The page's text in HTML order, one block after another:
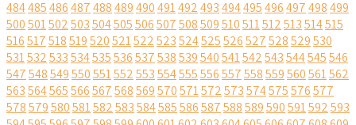
484485486487488489490491492493494495496497498499
500501502503504505506507508509510511512513514515
516517518519520521522523524525526527528529530
531532533534535536537538539540541542543544545546
547548549550551552553554555556557558559560561562
563564565566567568569570571572573574575576577
578579580581582583584585586587588589590591592593